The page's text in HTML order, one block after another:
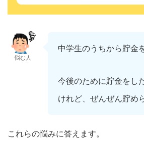
悩む人
中学生のうちから貯金
今後のために貯金をし
けれど、ぜんぜん貯め
これらの悩みに答えます。